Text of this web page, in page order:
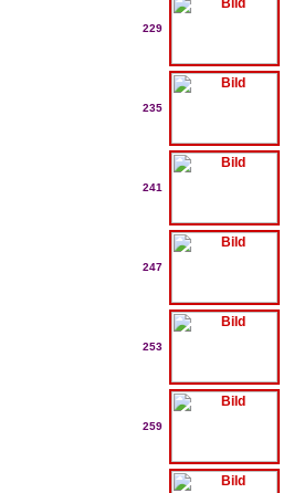
229
235
241
247
253
259